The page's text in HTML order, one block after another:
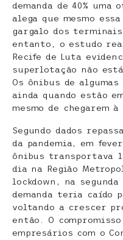
demanda de 40% uma
alega que mesmo
gargalo dos
entanto, o estudo
Recife de Luta
superlotação não
Os ônibus de
ainda quando estão
mesmo de chegarem
Segundo dados
da pandemia, em
ônibus transportava
dia na Região
lockdown, na
demanda teria caído
voltando a crescer
então. O
empresários com o